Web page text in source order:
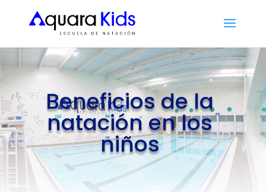
Beneficios de la
natación en los
niños